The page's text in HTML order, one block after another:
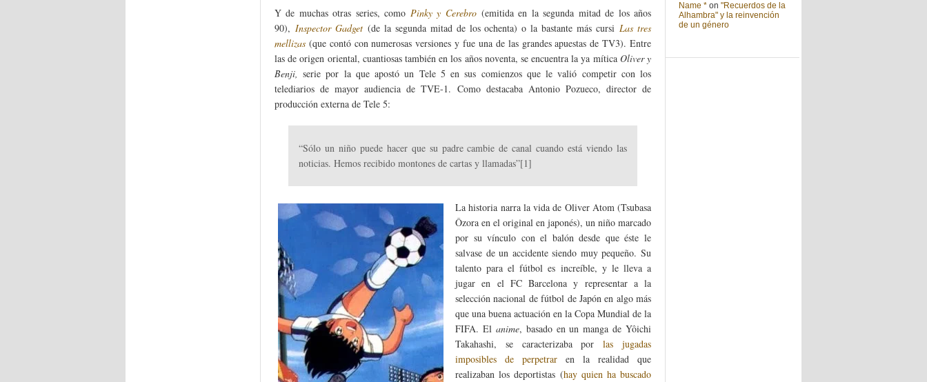
Y de muchas otras series, como Pinky y Cerebro (emitida en la segunda mitad de los años
90), Inspector Gadget (de la segunda mitad de los ochenta) o la bastante más cursiLas tres
mellizas (que contó con numerosas versiones y fue una de las grandes apuestas de TV3). Entre
las de origen oriental, cuantiosas también en los años noventa, se encuentra la ya mítica Oliver y
Benji,serie por la que apostó un Tele 5 en sus comienzos que le valió competir con los
telediarios de mayor audiencia de TVE-1. Como destacaba Antonio Pozueco, director de
producción externa de Tele 5:
“Sólo un niño puede hacer que su padre cambie de canal cuando está viendo las
noticias. Hemos recibido montones de cartas y llamadas”[1]
La historia narra la vida de Oliver Atom (Tsubasa
Ôzora en el original en japonés), un niño marcado
por su vínculo con el balón desde que éste le
salvase de un accidente siendo muy pequeño. Su
talento para el fútbol es increíble, y le lleva a
jugar en el FC Barcelona y representar a la
selección nacional de fútbol de Japón en algo más
que una buena actuación en la Copa Mundial de la
FIFA. El anime, basado en un manga de Yôichi
Takahashi, se caracterizaba porlas jugadas
imposibles de perpetrar en la realidad que
realizaban los deportistas (hay quien ha buscado
Name * on "Recuerdos de la
Alhambra" y la reinvención
de un género